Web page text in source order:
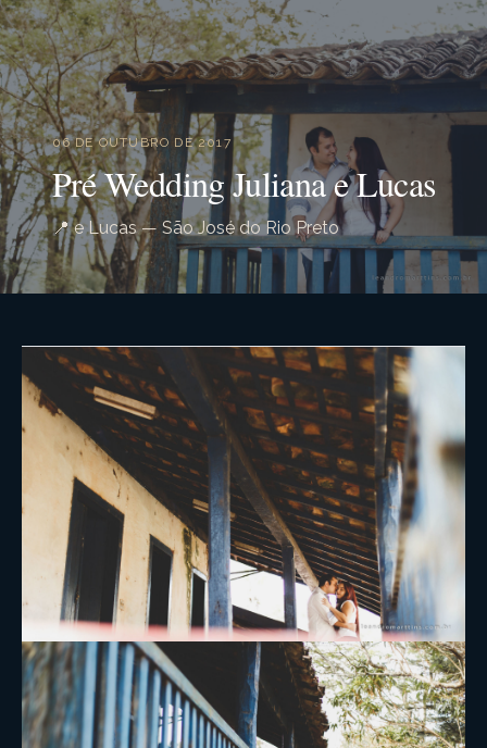
06 DE OUTUBRO DE 2017
Pré Wedding Juliana e Lucas
📍 e Lucas — São José do Rio Preto